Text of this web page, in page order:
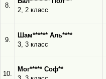
8.
2, 2 класс
9.
Шам****** Аль****
3, 3 класс
10.
Мог***** Соф**